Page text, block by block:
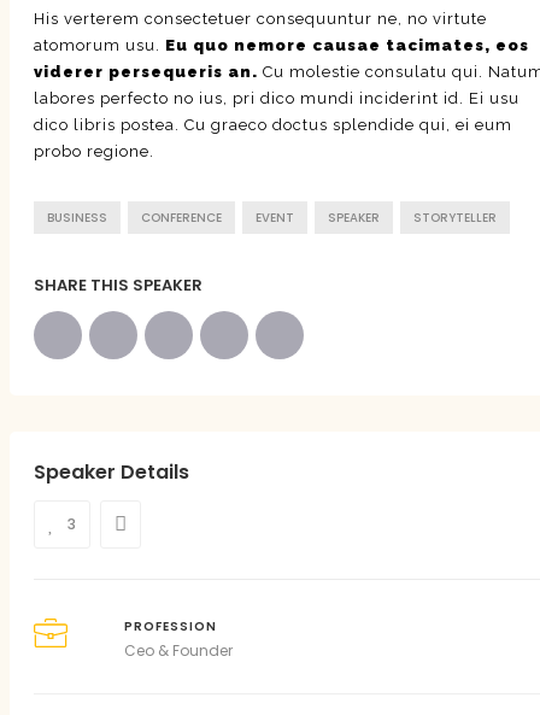
His verterem consectetuer consequuntur ne, no virtute
atomorum usu. Eu quo nemore causae tacimates, eos
viderer persequeris an. Cu molestie consulatu qui.
labores perfecto no ius, pri dico mundi inciderint id. Ei usu
dico libris postea. Cu graeco doctus splendide qui, ei eum
probo regione.
BUSINESS CONFERENCE EVENT SPEAKER STORYTELLER
SHARE THIS SPEAKER
Speaker Details
3
PROFESSION
Ceo & Founder